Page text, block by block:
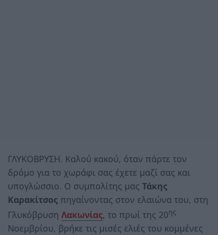
ΓΛΥΚΟΒΡΥΣΗ. Καλού κακού, όταν πάρτε τον
δρόμο για το χωράφι σας έχετε μαζί σας και
υπογλώσσιο. Ο συμπολίτης μας Τάκης
Καρακίτσος πηγαίνοντας στον ελαιώνα του, στη
Γλυκόβρυση Λακωνίας, το πρωί της 20ης
Νοεμβρίου, βρήκε τις μισές ελιές του κομμένες